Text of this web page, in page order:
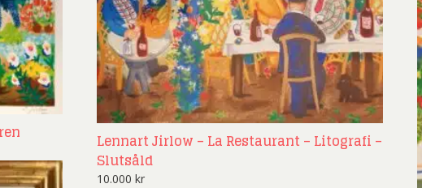
Lennart Jirlow – La Restaurant – Litografi –
Slutsåld
10.000 kr